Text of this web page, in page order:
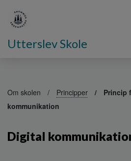
Utterslev Skole
Om skolen Principper
Princip
kommunikation
Digital